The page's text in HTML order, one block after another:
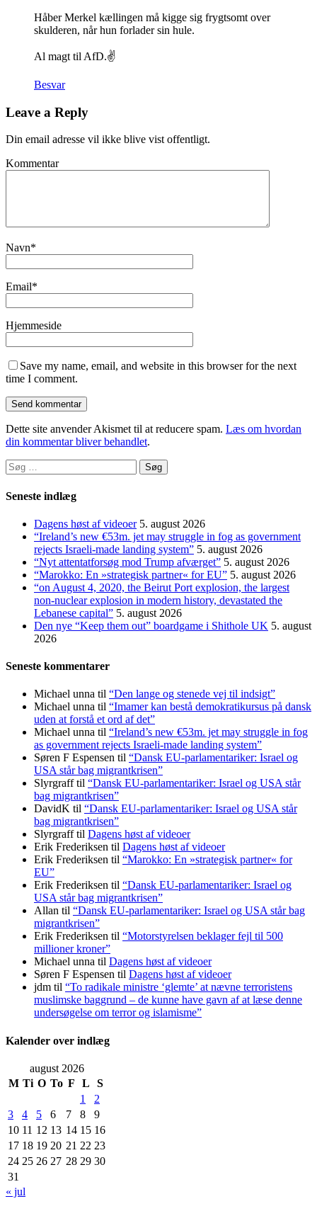
Håber Merkel kællingen må kigge sig frygtsomt over
skulderen, når hun forlader sin hule.
Al magt til AfD.✌️
Besvar
Leave a Reply
Din email adresse vil ikke blive vist offentligt.
Kommentar
Navn*
Email*
Hjemmeside
Save my name, email, and website in this browser for the next
time I comment.
Dette site anvender Akismet til at reducere spam. Læs om hvordan
din kommentar bliver behandlet.
Søg
efter:
Seneste indlæg
Dagens høst af videoer 5. august 2026
“Ireland’s new €53m. jet may struggle in fog as government
rejects Israeli-made landing system” 5. august 2026
“Nyt attentatforsøg mod Trump afværget” 5. august 2026
“Marokko: En »strategisk partner« for EU” 5. august 2026
“on August 4, 2020, the Beirut Port explosion, the largest
non-nuclear explosion in modern history, devastated the
Lebanese capital” 5. august 2026
Den nye “Keep them out” boardgame i Shithole UK 5. august
2026
Seneste kommentarer
Michael unna til “Den lange og stenede vej til indsigt”
Michael unna til “Imamer kan bestå demokratikursus på dansk
uden at forstå et ord af det”
Michael unna til “Ireland’s new €53m. jet may struggle in fog
as government rejects Israeli-made landing system”
Søren F Espensen til “Dansk EU-parlamentariker: Israel og
USA står bag migrantkrisen”
Slyrgrafftil “Dansk EU-parlamentariker: Israel og USA står
bag migrantkrisen”
DavidK til “Dansk EU-parlamentariker: Israel og USA står
bag migrantkrisen”
Slyrgrafftil Dagens høst af videoer
Erik Frederiksen til Dagens høst af videoer
Erik Frederiksen til “Marokko: En »strategisk partner« for
EU”
Erik Frederiksen til “Dansk EU-parlamentariker: Israel og
USA står bag migrantkrisen”
Allan til “Dansk EU-parlamentariker: Israel og USA står bag
migrantkrisen”
Erik Frederiksen til “Motorstyrelsen beklager fejl til 500
millioner kroner”
Michael unna til Dagens høst af videoer
Søren F Espensen til Dagens høst af videoer
jdm til “To radikale ministre ‘glemte’ at nævne terroristens
muslimske baggrund – de kunne have gavn af at læse denne
undersøgelse om terror og islamisme”
Kalender over indlæg
august 2026
M Ti O To F L
S
1
2
3
4 5 6 7 8
9
10 11 12 13 14 15 16
17 18 19 20 21 22 23
24 25 26 27 28 29 30
31
« jul